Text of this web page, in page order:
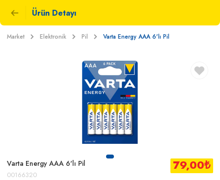
Ürün Detayı
Market Elektronik Pil Varta Energy AAA 6'lı Pil
Varta Energy AAA 6'lı Pil
00166320
79,00₺